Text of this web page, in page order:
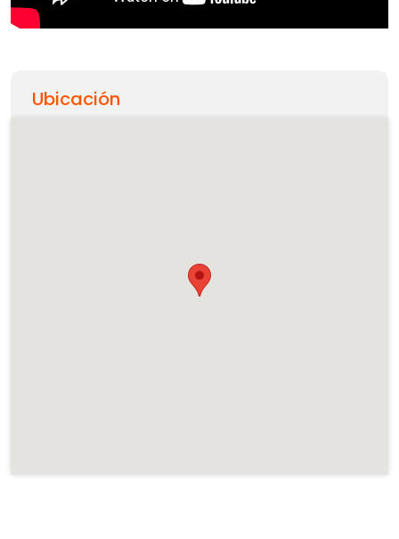
Ubicación